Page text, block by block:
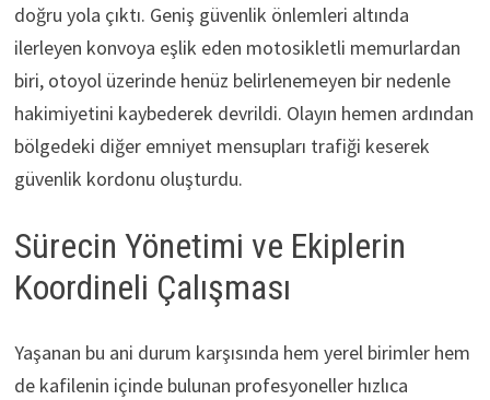
doğru yola çıktı. Geniş güvenlik önlemleri altında
ilerleyen konvoya eşlik eden motosikletli memurlardan
biri, otoyol üzerinde henüz belirlenemeyen bir nedenle
hakimiyetini kaybederek devrildi. Olayın hemen ardından
bölgedeki diğer emniyet mensupları trafiği keserek
güvenlik kordonu oluşturdu.
Sürecin Yönetimi ve Ekiplerin
Koordineli Çalışması
Yaşanan bu ani durum karşısında hem yerel birimler hem
de kafilenin içinde bulunan profesyoneller hızlıca